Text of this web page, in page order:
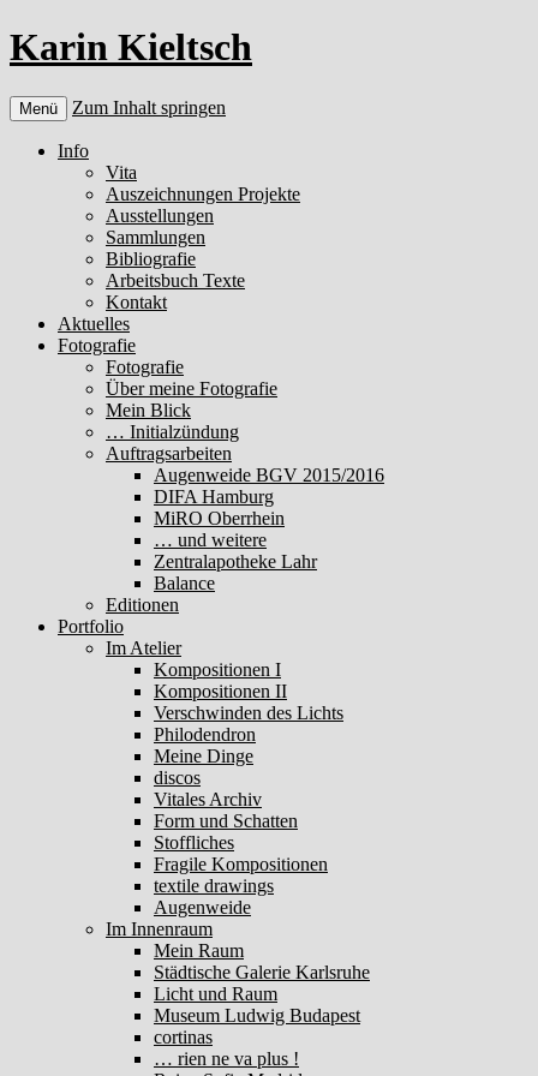
Karin Kieltsch
Menü Zum Inhalt springen
Info
Vita
Auszeichnungen Projekte
Ausstellungen
Sammlungen
Bibliografie
Arbeitsbuch Texte
Kontakt
Aktuelles
Fotografie
Fotografie
Über meine Fotografie
Mein Blick
… Initialzündung
Auftragsarbeiten
Augenweide BGV 2015/2016
DIFA Hamburg
MiRO Oberrhein
… und weitere
Zentralapotheke Lahr
Balance
Editionen
Portfolio
Im Atelier
Kompositionen I
Kompositionen II
Verschwinden des Lichts
Philodendron
Meine Dinge
discos
Vitales Archiv
Form und Schatten
Stoffliches
Fragile Kompositionen
textile drawings
Augenweide
Im Innenraum
Mein Raum
Städtische Galerie Karlsruhe
Licht und Raum
Museum Ludwig Budapest
cortinas
… rien ne va plus !